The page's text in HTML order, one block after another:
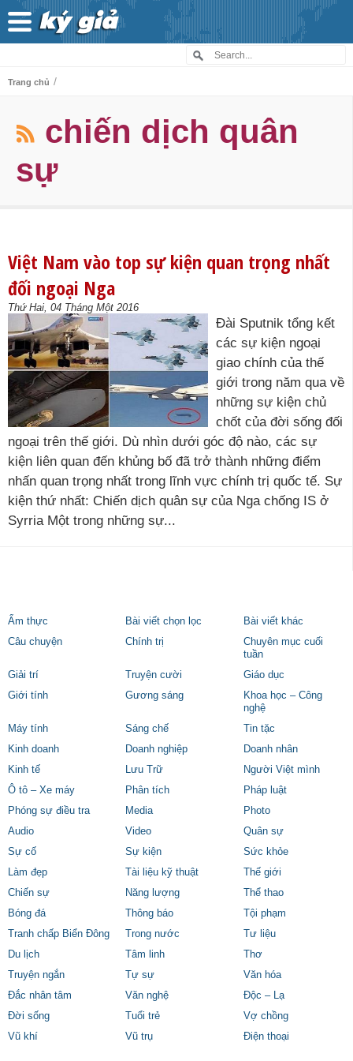
Trang chủ /
chiến dịch quân
sự
Việt Nam vào top sự kiện quan trọng nhất
đối ngoại Nga
Thứ Hai, 04 Tháng Một 2016
Đài Sputnik tổng kết
các sự kiện ngoại
giao chính của thế
giới trong năm qua về
những sự kiện chủ
chốt của đời sống đối
ngoại trên thế giới. Dù nhìn dưới góc độ nào, các sự
kiện liên quan đến khủng bố đã trở thành những điểm
nhấn quan trọng nhất trong lĩnh vực chính trị quốc tế. Sự
kiện thứ nhất: Chiến dịch quân sự của Nga chống IS ở
Syrria Một trong những sự...
Ẩm thực Bài viết chọn lọc
Bài viết khác
Câu chuyện
Chính trị
Chuyên mục cuối
tuần
Giải trí
Truyện cười
Giáo dục
Giới tính
Gương sáng
Khoa học – Công
nghệ
Máy tính
Sáng chế
Tin tặc
Kinh doanh
Doanh nghiệp
Doanh nhân
Kinh tế
Lưu Trữ
Người Việt mình
Ô tô – Xe máy
Phân tích
Pháp luật
Phóng sự điều tra
Media
Photo
Audio
Video
Quân sự
Sự cố
Sự kiện
Sức khỏe
Làm đẹp
Tài liệu kỹ thuật
Thế giới
Chiến sự
Năng lượng
Thể thao
Bóng đá
Thông báo
Tội phạm
Tranh chấp Biển Đông
Trong nước
Tư liệu
Du lịch
Tâm linh
Thơ
Truyện ngắn
Tự sự
Văn hóa
Đắc nhân tâm
Văn nghệ
Độc – Lạ
Đời sống
Tuổi trẻ
Vợ chồng
Vũ khí
Vũ trụ Điện thoại